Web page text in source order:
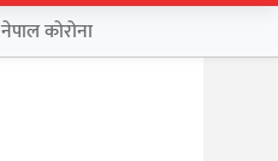
नेपाल कोरोना